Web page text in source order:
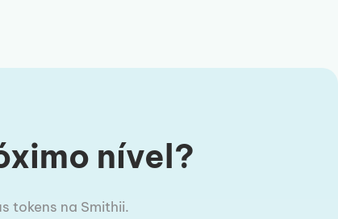
nível?
tokens na Smithii.